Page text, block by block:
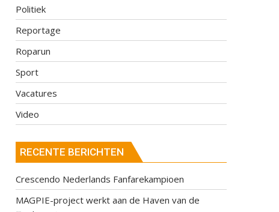
Politiek
Reportage
Roparun
Sport
Vacatures
Video
RECENTE BERICHTEN
Crescendo Nederlands Fanfarekampioen
MAGPIE-project werkt aan de Haven van de